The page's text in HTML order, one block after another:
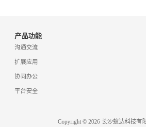
产品功能
沟通交流
扩展应用
协同办公
平台安全
Copyright © 2026 长沙蚁达科技有